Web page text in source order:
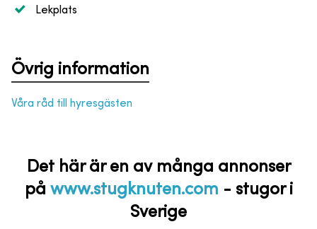
Lekplats
Övrig information
Våra råd till hyresgästen
Det här är en av många annonser
på www.stugknuten.com - stugor i
Sverige